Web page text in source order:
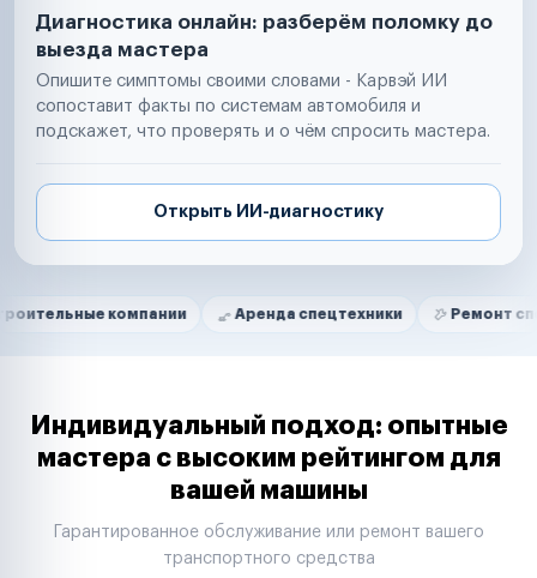
Диагностика онлайн: разберём поломку до
выезда мастера
Опишите симптомы своими словами - Карвэй ИИ
сопоставит факты по системам автомобиля и
подскажет, что проверять и о чём спросить мастера.
Открыть ИИ-диагностику
Нам доверяют
компании Аренда спецтехники Ремонт спецтехники
Маркетплейсы
Таксопарки
Автодилеры
Строительные компании
Аренда спецтехники
Индивидуальный подход: опытные
мастера с высоким рейтингом для
вашей машины
Гарантированное обслуживание или ремонт вашего
транспортного средства